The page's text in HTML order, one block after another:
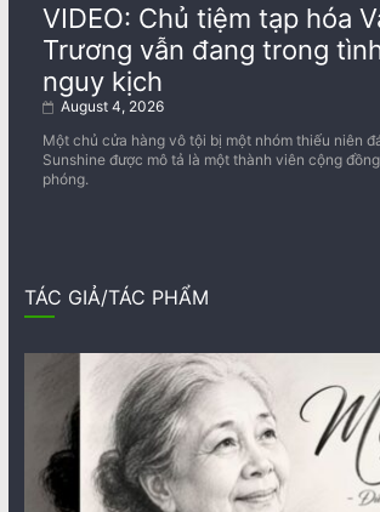
VIDEO: Chủ tiệm tạp hóa
Trương vẫn đang trong
nguy kịch
August 4, 2026
Một chủ cửa hàng vô tội bị một nhóm thiếu niên
Sunshine được mô tả là một thành viên cộng
phóng.
TÁC GIẢ/TÁC PHẨM